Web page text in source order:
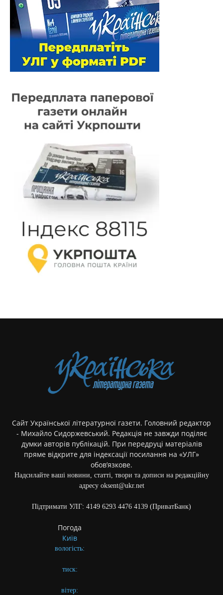
Сайт Української літературної газети. Головний редактор
- Михайло Сидоржевський. Редакція не завжди поділяє
думки авторів публікацій. При передруці матеріалів
пряме відкрите для індексації посилання на «УЛГ»
обов’язкове.
Надсилайте ваші новини, статті, твори та дописи на редакційну
адресу oksent@ukr.net
Підтримати УЛГ: 4149 6293 4476 4139 (ПриватБанк)
Погода
Київ
вологість:
тиск:
вітер: